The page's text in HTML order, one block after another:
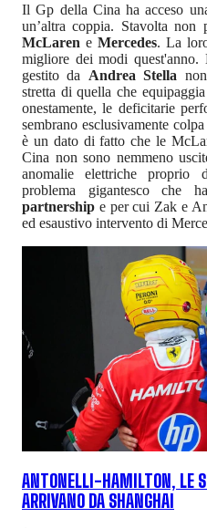
Il Gp della Cina ha acceso
un’altra coppia. Stavolta
McLaren e Mercedes. La
migliore dei modi
gestito da Andrea Stella
stretta di quella che
onestamente, le deficitarie
sembrano esclusivamente
è un dato di fatto che le
Cina non sono nemmeno
anomalie elettriche proprio
problema gigantesco che
partnership e per cui Zak e
ed esaustivo intervento di
ANTONELLI-HAMILTON, LE
ARRIVANO DA SHANGHAI